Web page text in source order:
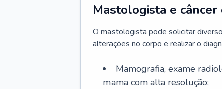
Mastologista e câncer
O mastologista pode solicitar
alterações no corpo e realizar o
Mamografia, exame
mama com alta resolução;